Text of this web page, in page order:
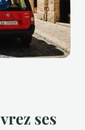
ses